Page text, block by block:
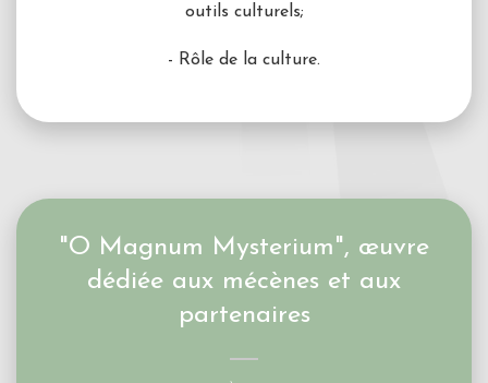
outils culturels;
- Rôle de la culture.
"O Magnum Mysterium", œuvre
dédiée aux mécènes et aux
partenaires